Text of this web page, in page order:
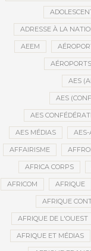
ADRESSE À LA
AEEM
AÉROPORTS
AES
AES
AES
AES MÉDIAS AES-
AFFAIRISME
AFRICA CORPS
AFRICOM AFRIQUE
AFRIQUE
AFRIQUE DE L'OUEST
AFRIQUE ET MÉDIAS